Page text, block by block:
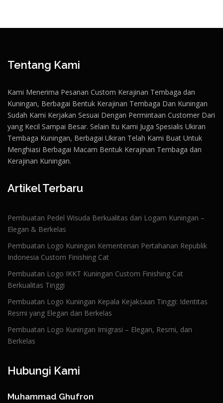
Tentang Kami
Kami Menerima Pesanan Custom Kerajinan Tembaga dan
Kuningan, Berbagai Bentuk Kerajinan Tembaga Dan Kuningan
Sudah Kami Kerjakan Sesuai Dengan Permintaan Customer Dari
yang Kecil Sampai Besar. Selain Itu Kami Juga Spesialis Ukiran
Tembaga Kuningan, Berbagai Ukiran Telah Kami Buat Untuk
Menghiasi Berbagai Macam Bentuk Kerajinan Tembaga dan
Kerajinan Kuningan.
Artikel Terbaru
Pembuatan Pedel Wisuda Berkualitas dari Logam Kuningan –
Elegan & Berkelas
Pembuatan Logo Kuningan Kementerian Pertahanan Republik
Indonesia Custom Finishing Cat
Pembuatan Logo IKKT Kuningan Custom Finishing Cat
Berkualitas Tinggi
Pembuatan Logo Kuningan Kepala Kejaksaan Tinggi: Identitas
Resmi yang Elegan dan Berkelas
Pembuatan Logo Kuningan Imigrasi – Elegan, Resmi, dan
Berkelas
Hubungi Kami
Muhammad Ghufron